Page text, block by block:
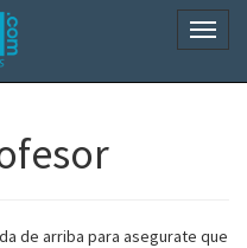
de arriba para asegurate que